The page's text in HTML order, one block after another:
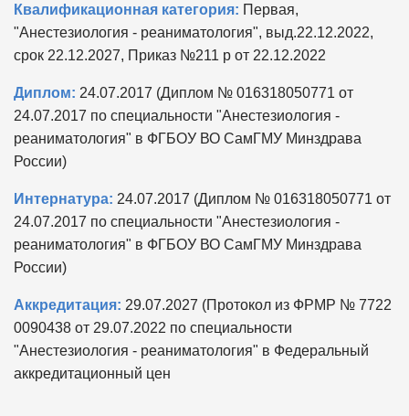
Квалификационная категория: Первая,
"Анестезиология - реаниматология", выд.22.12.2022,
срок 22.12.2027, Приказ №211 р от 22.12.2022
Диплом: 24.07.2017 (Диплом № 016318050771 от
24.07.2017 по специальности "Анестезиология -
реаниматология" в ФГБОУ ВО СамГМУ Минздрава
России)
Интернатура: 24.07.2017 (Диплом № 016318050771 от
24.07.2017 по специальности "Анестезиология -
реаниматология" в ФГБОУ ВО СамГМУ Минздрава
России)
Аккредитация: 29.07.2027 (Протокол из ФРМР № 7722
0090438 от 29.07.2022 по специальности
"Анестезиология - реаниматология" в Федеральный
аккредитационный цен